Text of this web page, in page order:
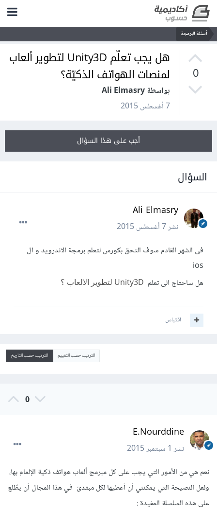
أسئلة البرمجة
0
هل يجب تعلّم Unity3D لتطوير ألعاب
لمنصات الهواتف الذكيّة؟
بواسطة Ali Elmasry
7 أغسطس 2015
أجب على هذا السؤال
السؤال
Ali Elmasry
نشر7 أغسطس 2015
فى الشهر القادم سوف التحق بكورس لتعلم برمجة الاندرويد و ال
ios
هل ساحتاج الى تعلم
اقتباس
الترتيب حسب التقييم الترتيب حسب التاريخ
0
E.Nourddine
نشر1 سبتمبر 2015
نعم هي من الأمور التي يجب على كل مبرمج ألعاب هواتف ذكية الإلمام بها،
ولعل النصيحة التي يمكنني أن أعطيها لكل مبتدئ في هذا المجال أن يطّلع
على هذه السلسلة المفيدة :